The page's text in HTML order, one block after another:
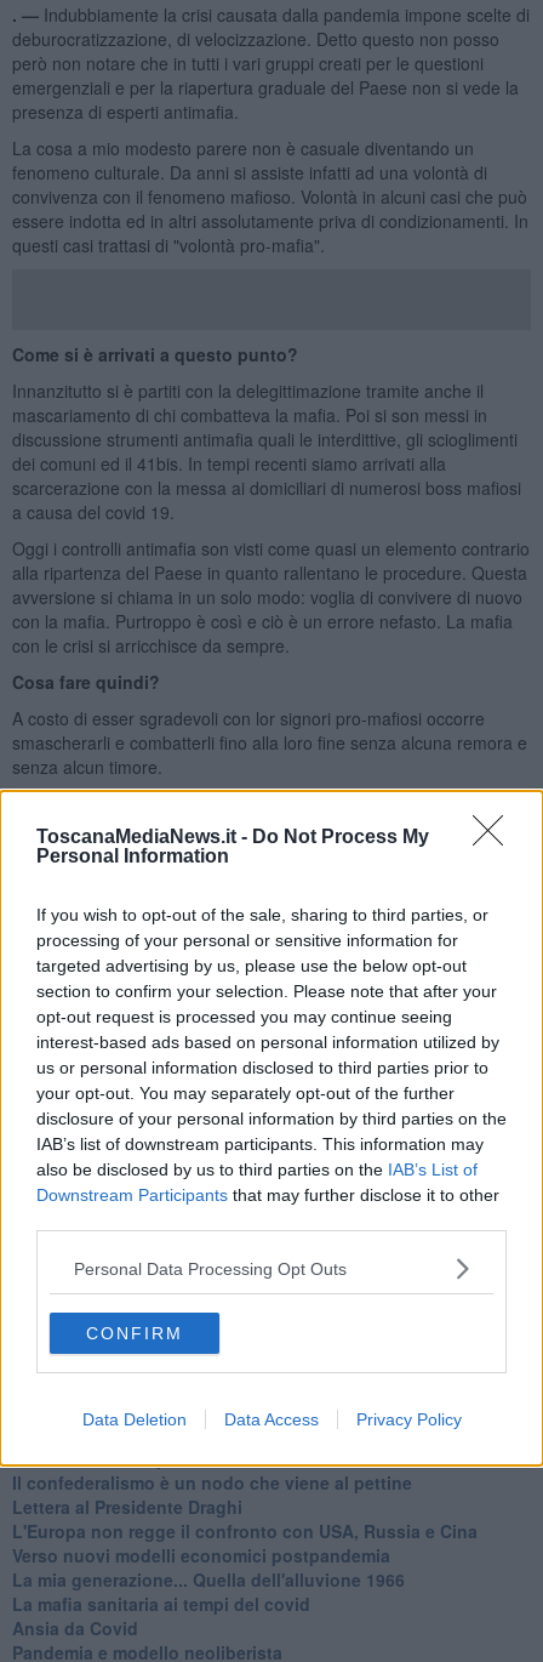
ToscanaMediaNews.it - Do Not Process My
Personal Information
If you wish to opt-out of the sale, sharing to third parties, or
processing of your personal or sensitive information for
targeted advertising by us, please use the below opt-out
section to confirm your selection. Please note that after your
opt-out request is processed you may continue seeing
interest-based ads based on personal information utilized by
us or personal information disclosed to third parties prior to
your opt-out. You may separately opt-out of the further
disclosure of your personal information by third parties on the
IAB’s list of downstream participants. This information may
also be disclosed by us to third parties on the IAB’s List of
Downstream Participants that may further disclose it to other
Personal Data Processing Opt Outs
CONFIRM
Data Deletion Data Access Privacy Policy
. — Indubbiamente la crisi causata dalla pandemia impone scelte di
deburocratizzazione, di velocizzazione. Detto questo non posso
però non notare che in tutti i vari gruppi creati per le questioni
emergenziali e per la riapertura graduale del Paese non si vede la
presenza di esperti antimafia.
La cosa a mio modesto parere non è casuale diventando un
fenomeno culturale. Da anni si assiste infatti ad una volontà di
convivenza con il fenomeno mafioso. Volontà in alcuni casi che può
essere indotta ed in altri assolutamente priva di condizionamenti. In
questi casi trattasi di "volontà pro-mafia".
Come si è arrivati a questo punto?
Innanzitutto si è partiti con la delegittimazione tramite anche il
mascariamento di chi combatteva la mafia. Poi si son messi in
discussione strumenti antimafia quali le interdittive, gli scioglimenti
dei comuni ed il 41bis. In tempi recenti siamo arrivati alla
scarcerazione con la messa ai domiciliari di numerosi boss mafiosi
a causa del covid 19.
Oggi i controlli antimafia son visti come quasi un elemento contrario
alla ripartenza del Paese in quanto rallentano le procedure. Questa
avversione si chiama in un solo modo: voglia di convivere di nuovo
con la mafia. Purtroppo è così e ciò è un errore nefasto. La mafia
con le crisi si arricchisce da sempre.
Cosa fare quindi?
A costo di esser sgradevoli con lor signori pro-mafiosi occorre
smascherarli e combatterli fino alla loro fine senza alcuna remora e
senza alcun timore.
Se vuoi leggere le notizie principali della Toscana iscriviti alla
Newsletter QUInews - ToscanaMedia.Arriva gratis tutti i giorni
alle 20:00 direttamente nella tua casella di posta.
Basta cliccareQUI
Ti potrebbe interessare anche:
Articoli dal Blog “Legalità e non solo” di Salvatore Calleri
Il “dopo” Matteo Messina Denaro
Vademecum antimafia per gli elettori
Serve un esercito europeo
I superbonus rischiano di favorire la mafia
Occorre potenziare il controllo del territorio
​Nuovi scenari narcos a Firenze?
Alla 'ndrangheta piace la Toscana
Siamo in una situazione di Red Alert
La chimera dell'esercito europeo
Politicamente scorrevole
Il confederalismo è un nodo che viene al pettine
Lettera al Presidente Draghi
L'Europa non regge il confronto con USA, Russia e Cina
Verso nuovi modelli economici postpandemia
​La mia generazione... Quella dell'alluvione 1966
​La mafia sanitaria ai tempi del covid
Ansia da Covid
Pandemia e modello neoliberista